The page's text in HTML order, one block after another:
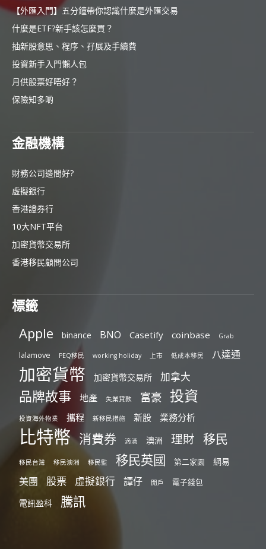
【外匯入門】五分鐘帶你認識什麼是外匯交易
什麼是ETF?新手該怎麼買？
抽新股意思、程序、孖展及手續費
投資新手入門懶人包
月供股票好唔好？
保險知多啲
金融機構
財務公司邊間好?
虛擬銀行
香港證券行
10大NFT平台
加密貨幣交易所
香港移民顧問公司
標籤
Apple binance BNO Casetify coinbase Grab
lalamove PEQ移民 working holiday 上市 低成本移民 八達通
加密貨幣 加密貨幣交易所 加拿大
品牌故事 地產 失業貸款 富豪 投資
投資海外物業 攜程 新移民措施 新股 業務分析
比特幣 消費券 滴滴 澳洲 理財 移民
移民台灣 移民澳洲 移民監 移民英國 第二家園 網易
美團 股票 虛擬銀行 譚仔 開戶 電子錢包
電訊盈科 騰訊